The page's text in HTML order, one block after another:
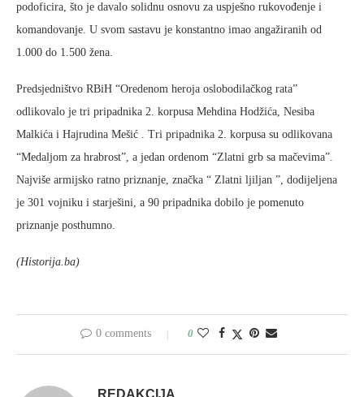
podoficira, što je davalo solidnu osnovu za uspješno rukovođenje i
komandovanje. U svom sastavu je konstantno imao angažiranih od
1.000 do 1.500 žena.
Predsjedništvo RBiH “Oredenom heroja oslobodilačkog rata”
odlikovalo je tri pripadnika 2. korpusa Mehdina Hodžića, Nesiba
Malkića i Hajrudina Mešić . Tri pripadnika 2. korpusa su odlikovana
“Medaljom za hrabrost”, a jedan ordenom “Zlatni grb sa mačevima”.
Najviše armijsko ratno priznanje, značka “ Zlatni ljiljan ”, dodijeljena
je 301 vojniku i starješini, a 90 pripadnika dobilo je pomenuto
priznanje posthumno.
(Historija.ba)
0 comments 0
REDAKCIJA